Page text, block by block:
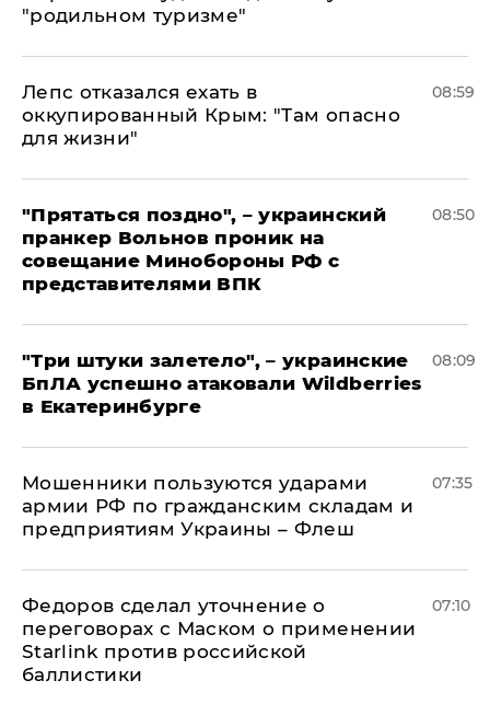
"родильном туризме"
Лепс отказался ехать в
оккупированный Крым: "Там опасно
для жизни"
08:59
"Прятаться поздно", – украинский
пранкер Вольнов проник на
совещание Минобороны РФ с
представителями ВПК
08:50
"Три штуки залетело", – украинские
БпЛА успешно атаковали Wildberries
в Екатеринбурге
08:09
Мошенники пользуются ударами
армии РФ по гражданским складам и
предприятиям Украины – Флеш
07:35
Федоров сделал уточнение о
переговорах с Маском о применении
Starlink против российской
баллистики
07:10